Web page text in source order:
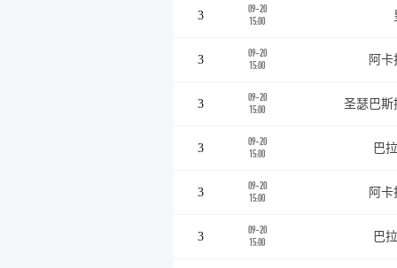
3
09-20
15:00
3
09-20
15:00
阿
3
09-20
15:00
圣瑟巴斯
3
09-20
15:00
巴
3
09-20
15:00
阿
3
09-20
15:00
巴